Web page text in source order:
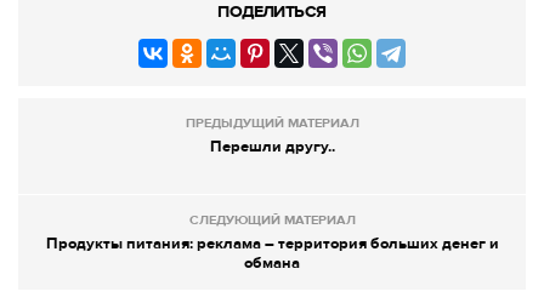
ПОДЕЛИТЬСЯ
ПРЕДЫДУЩИЙ МАТЕРИАЛ
Перешли другу..
СЛЕДУЮЩИЙ МАТЕРИАЛ
Продукты питания: реклама – территория больших денег и
обмана